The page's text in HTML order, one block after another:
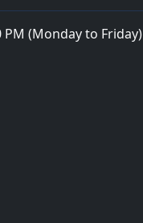
PM (Monday to Friday)